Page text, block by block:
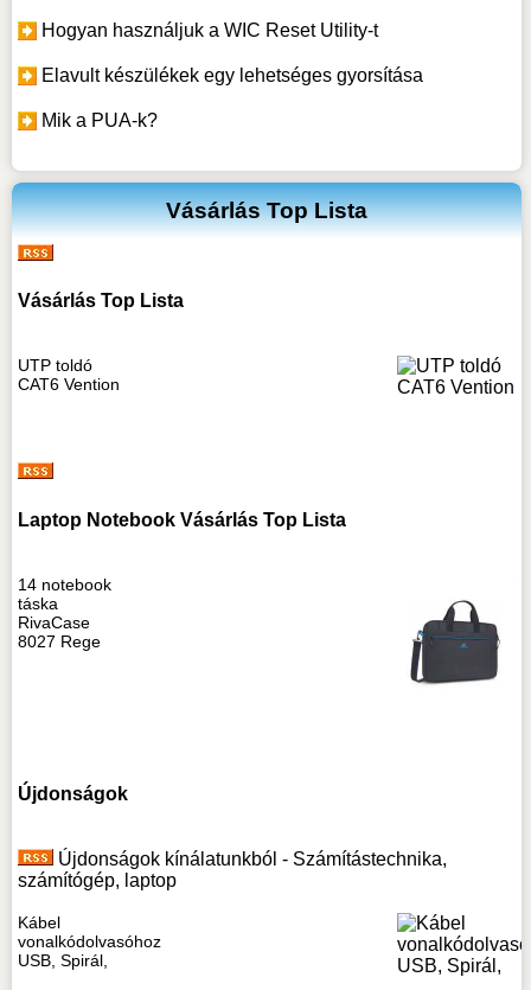
Hogyan használjuk a WIC Reset Utility-t
Elavult készülékek egy lehetséges gyorsítása
Mik a PUA-k?
Vásárlás Top Lista
Vásárlás Top Lista
UTP toldó
CAT6 Vention
Laptop Notebook Vásárlás Top Lista
14 notebook
táska
RivaCase
8027 Rege
Újdonságok
Újdonságok kínálatunkból - Számítástechnika,
számítógép, laptop
Kábel
vonalkódolvasóhoz
USB, Spirál,